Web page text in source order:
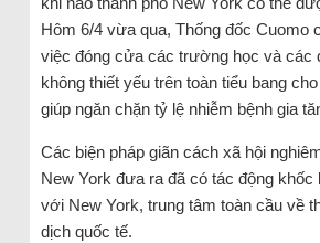
Hôm 6/4 vừa qua, Thống đốc Cuomo
việc đóng cửa các trường học và các
không thiết yếu trên toàn tiểu bang
giúp ngăn chặn tỷ lệ nhiễm bệnh gia
Các biện pháp giãn cách xã hội
New York đưa ra đã có tác động khốc
với New York, trung tâm toàn cầu về
dịch quốc tế.